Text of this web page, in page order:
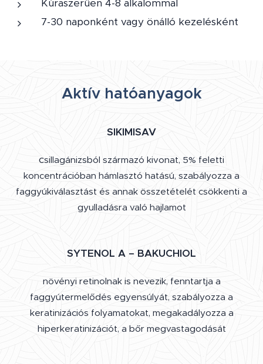
Kúraszerűen 4-8 alkalommal
7-30 naponként vagy önálló kezelésként
Aktív hatóanyagok
SIKIMISAV
csillagánizsból származó kivonat, 5% feletti
koncentrációban hámlasztó hatású, szabályozza a
faggyúkiválasztást és annak összetételét csökkenti a
gyulladásra való hajlamot
SYTENOL A – BAKUCHIOL
növényi retinolnak is nevezik, fenntartja a
faggyútermelődés egyensúlyát, szabályozza a
keratinizációs folyamatokat, megakadályozza a
hiperkeratinizációt, a bőr megvastagodását